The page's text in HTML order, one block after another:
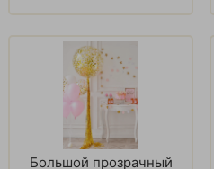
Большой прозрачный